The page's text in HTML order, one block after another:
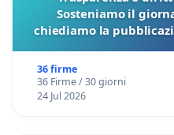
Sosteniamo il
chiediamo la
36 firme
36 Firme / 30 giorni
24 Jul 2026